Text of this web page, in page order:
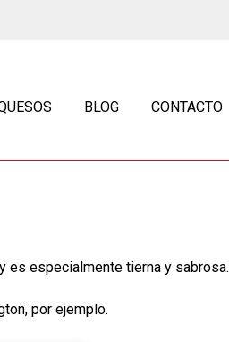
BLOG CONTACTO
es especialmente tierna y sabrosa.
por ejemplo.